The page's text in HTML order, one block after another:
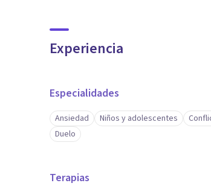
Experiencia
Especialidades
Ansiedad Niños y adolescentes
Duelo
Terapias